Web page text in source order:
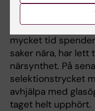
Det finns även
livsstilen, med
mycket tid
saker nära, har lett
närsynthet. På
selektionstrycket
avhjälpa med
taget helt upphört.